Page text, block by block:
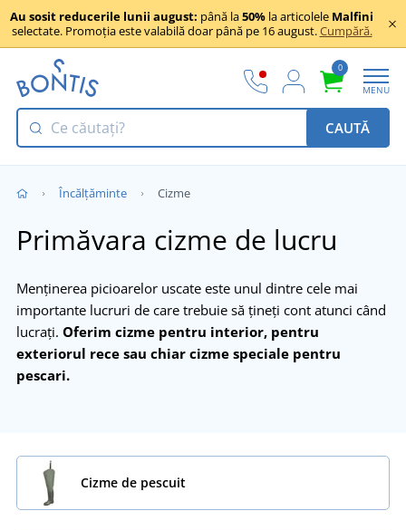
Au sosit reducerile lunii august: până la50% la articolele Malfini
selectate. Promoția este valabilă doar până pe 16 august.Cumpără.
0
MENU
CAUTĂ
Încălţăminte Cizme
Primăvara cizme de lucru
Menținerea picioarelor uscate este unul dintre cele mai
importante lucruri de care trebuie să țineți cont atunci când
lucrați. Oferim cizme pentru interior, pentru
exteriorul rece sau chiar cizme speciale pentru
pescari.
Cizme de pescuit